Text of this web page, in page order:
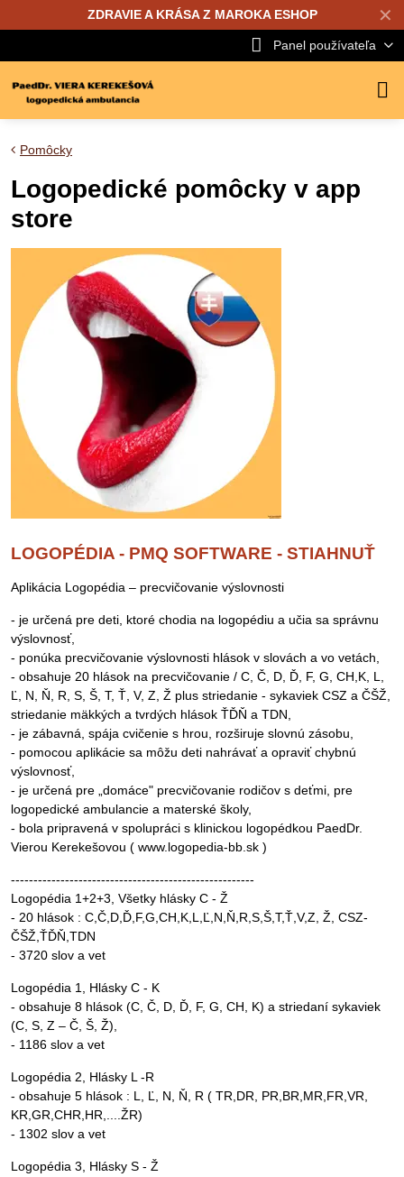
✕
ZDRAVIE A KRÁSA Z MAROKA ESHOP
Panel používateľa
Pomôcky
Logopedické pomôcky v app
store
LOGOPÉDIA - PMQ SOFTWARE - STIAHNUŤ
Aplikácia Logopédia – precvičovanie výslovnosti
- je určená pre deti, ktoré chodia na logopédiu a učia sa správnu
výslovnosť,
- ponúka precvičovanie výslovnosti hlások v slovách a vo vetách,
- obsahuje 20 hlások na precvičovanie / C, Č, D, Ď, F, G, CH,K, L,
Ľ, N, Ň, R, S, Š, T, Ť, V, Z, Ž plus striedanie - sykaviek CSZ a ČŠŽ,
striedanie mäkkých a tvrdých hlások ŤĎŇ a TDN,
- je zábavná, spája cvičenie s hrou, rozširuje slovnú zásobu,
- pomocou aplikácie sa môžu deti nahrávať a opraviť chybnú
výslovnosť,
- je určená pre „domáce" precvičovanie rodičov s deťmi, pre
logopedické ambulancie a materské školy,
- bola pripravená v spolupráci s klinickou logopédkou PaedDr.
Vierou Kerekešovou ( www.logopedia-bb.sk )
------------------------------------------------------
Logopédia 1+2+3, Všetky hlásky C - Ž
- 20 hlások : C,Č,D,Ď,F,G,CH,K,L,Ľ,N,Ň,R,S,Š,T,Ť,V,Z, Ž, CSZ-
ČŠŽ,ŤĎŇ,TDN
- 3720 slov a vet
Logopédia 1, Hlásky C - K
- obsahuje 8 hlások (C, Č, D, Ď, F, G, CH, K) a striedaní sykaviek
(C, S, Z – Č, Š, Ž),
- 1186 slov a vet
Logopédia 2, Hlásky L -R
- obsahuje 5 hlások : L, Ľ, N, Ň, R ( TR,DR, PR,BR,MR,FR,VR,
KR,GR,CHR,HR,....ŽR)
- 1302 slov a vet
Logopédia 3, Hlásky S - Ž